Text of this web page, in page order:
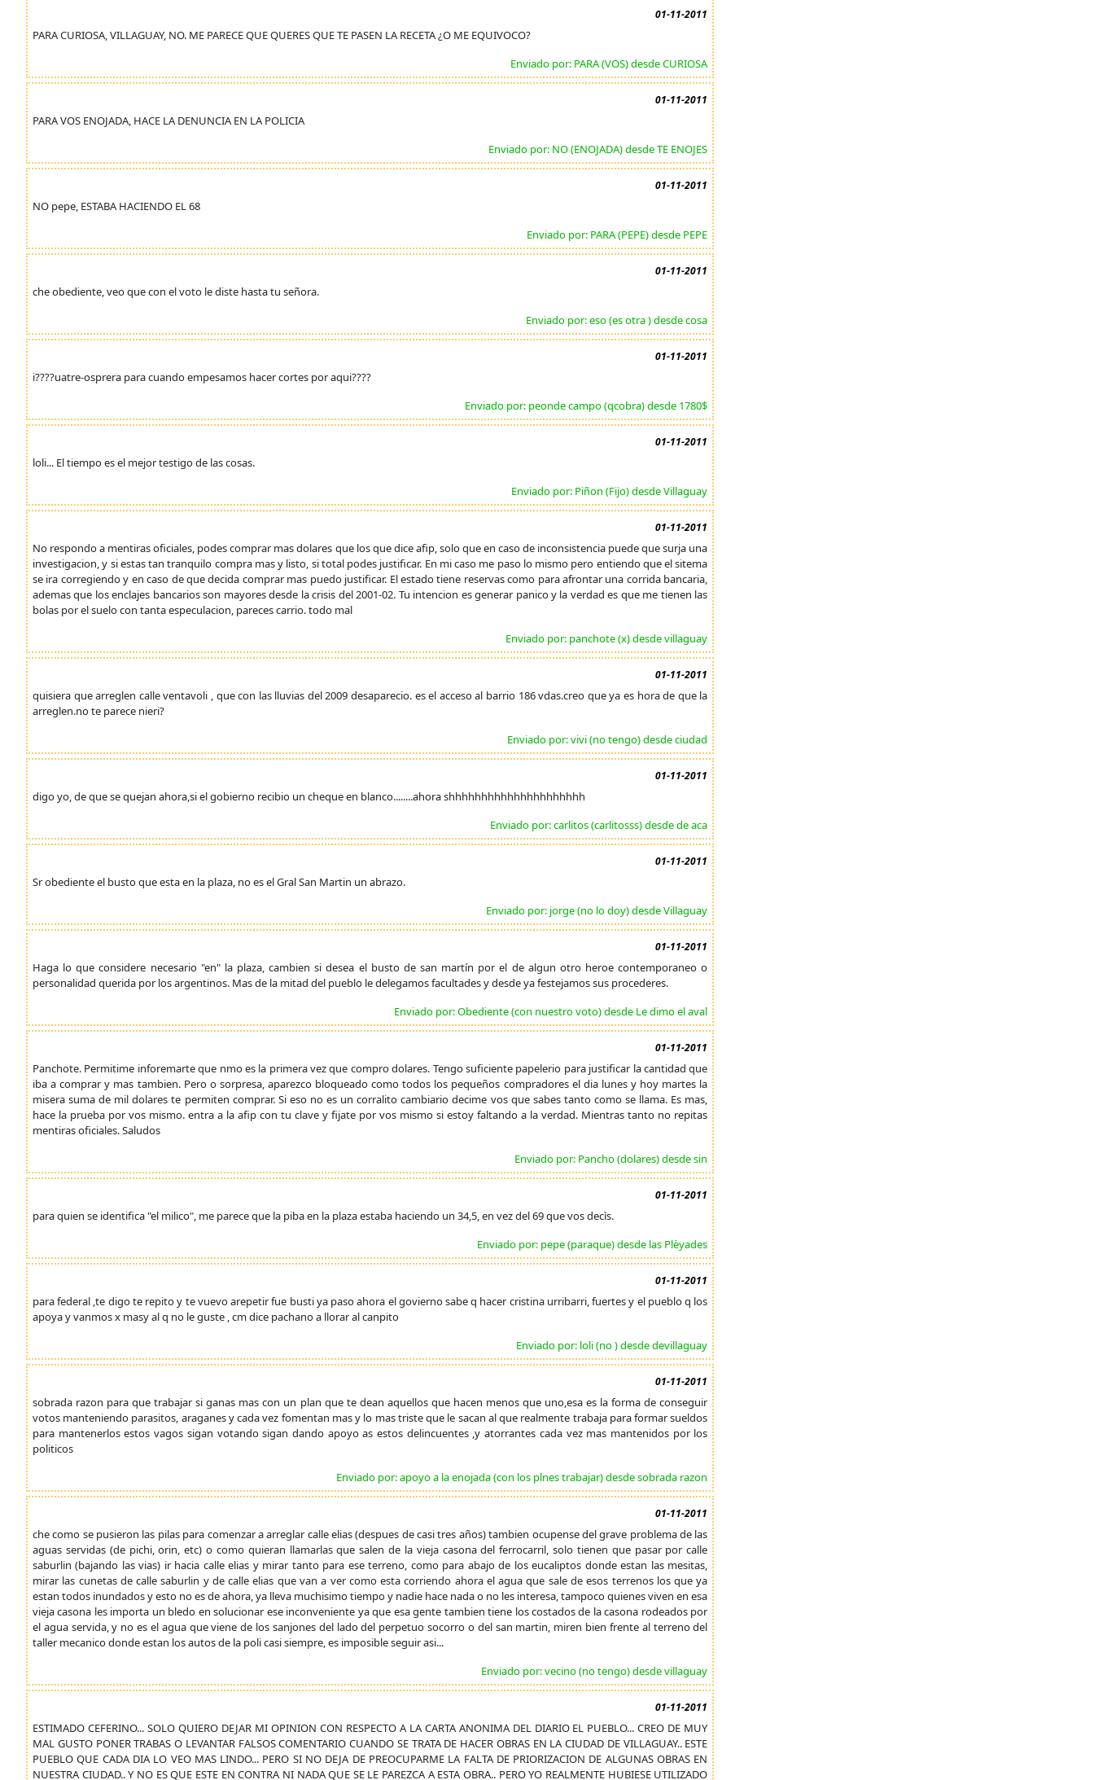
01-11-2011
PARA CURIOSA, VILLAGUAY, NO. ME PARECE QUE QUERES QUE TE PASEN LA RECETA ¿O ME EQUIVOCO?
Enviado por: PARA (VOS) desde CURIOSA
01-11-2011
PARA VOS ENOJADA, HACE LA DENUNCIA EN LA POLICIA
Enviado por: NO (ENOJADA) desde TE ENOJES
01-11-2011
NO pepe, ESTABA HACIENDO EL 68
Enviado por: PARA (PEPE) desde PEPE
01-11-2011
che obediente, veo que con el voto le diste hasta tu señora.
Enviado por: eso (es otra ) desde cosa
01-11-2011
i????uatre-osprera para cuando empesamos hacer cortes por aqui????
Enviado por: peonde campo (qcobra) desde 1780$
01-11-2011
loli... El tiempo es el mejor testigo de las cosas.
Enviado por: Piñon (Fijo) desde Villaguay
01-11-2011
No respondo a mentiras oficiales, podes comprar mas dolares que los que dice afip, solo que en caso de inconsistencia puede que surja una
investigacion, y si estas tan tranquilo compra mas y listo, si total podes justificar. En mi caso me paso lo mismo pero entiendo que el sitema
se ira corregiendo y en caso de que decida comprar mas puedo justificar. El estado tiene reservas como para afrontar una corrida bancaria,
ademas que los enclajes bancarios son mayores desde la crisis del 2001-02. Tu intencion es generar panico y la verdad es que me tienen las
bolas por el suelo con tanta especulacion, pareces carrio. todo mal
Enviado por: panchote (x) desde villaguay
01-11-2011
quisiera que arreglen calle ventavoli , que con las lluvias del 2009 desaparecio. es el acceso al barrio 186 vdas.creo que ya es hora de que la
arreglen.no te parece nieri?
Enviado por: vivi (no tengo) desde ciudad
01-11-2011
digo yo, de que se quejan ahora,si el gobierno recibio un cheque en blanco........ahora shhhhhhhhhhhhhhhhhhhhh
Enviado por: carlitos (carlitosss) desde de aca
01-11-2011
Sr obediente el busto que esta en la plaza, no es el Gral San Martin un abrazo.
Enviado por: jorge (no lo doy) desde Villaguay
01-11-2011
Haga lo que considere necesario "en" la plaza, cambien si desea el busto de san martín por el de algun otro heroe contemporaneo o
personalidad querida por los argentinos. Mas de la mitad del pueblo le delegamos facultades y desde ya festejamos sus procederes.
Enviado por: Obediente (con nuestro voto) desde Le dimo el aval
01-11-2011
Panchote. Permitime inforemarte que nmo es la primera vez que compro dolares. Tengo suficiente papelerio para justificar la cantidad que
iba a comprar y mas tambien. Pero o sorpresa, aparezco bloqueado como todos los pequeños compradores el dia lunes y hoy martes la
misera suma de mil dolares te permiten comprar. Si eso no es un corralito cambiario decime vos que sabes tanto como se llama. Es mas,
hace la prueba por vos mismo. entra a la afip con tu clave y fijate por vos mismo si estoy faltando a la verdad. Mientras tanto no repitas
mentiras oficiales. Saludos
Enviado por: Pancho (dolares) desde sin
01-11-2011
para quien se identifica "el milico", me parece que la piba en la plaza estaba haciendo un 34,5, en vez del 69 que vos decìs.
Enviado por: pepe (paraque) desde las Plèyades
01-11-2011
para federal ,te digo te repito y te vuevo arepetir fue busti ya paso ahora el govierno sabe q hacer cristina urribarri, fuertes y el pueblo q los
apoya y vanmos x masy al q no le guste , cm dice pachano a llorar al canpito
Enviado por: loli (no ) desde devillaguay
01-11-2011
sobrada razon para que trabajar si ganas mas con un plan que te dean aquellos que hacen menos que uno,esa es la forma de conseguir
votos manteniendo parasitos, araganes y cada vez fomentan mas y lo mas triste que le sacan al que realmente trabaja para formar sueldos
para mantenerlos estos vagos sigan votando sigan dando apoyo as estos delincuentes ,y atorrantes cada vez mas mantenidos por los
politicos
Enviado por: apoyo a la enojada (con los plnes trabajar) desde sobrada razon
01-11-2011
che como se pusieron las pilas para comenzar a arreglar calle elias (despues de casi tres años) tambien ocupense del grave problema de las
aguas servidas (de pichi, orin, etc) o como quieran llamarlas que salen de la vieja casona del ferrocarril, solo tienen que pasar por calle
saburlin (bajando las vias) ir hacia calle elias y mirar tanto para ese terreno, como para abajo de los eucaliptos donde estan las mesitas,
mirar las cunetas de calle saburlin y de calle elias que van a ver como esta corriendo ahora el agua que sale de esos terrenos los que ya
estan todos inundados y esto no es de ahora, ya lleva muchisimo tiempo y nadie hace nada o no les interesa, tampoco quienes viven en esa
vieja casona les importa un bledo en solucionar ese inconveniente ya que esa gente tambien tiene los costados de la casona rodeados por
el agua servida, y no es el agua que viene de los sanjones del lado del perpetuo socorro o del san martin, miren bien frente al terreno del
taller mecanico donde estan los autos de la poli casi siempre, es imposible seguir asi...
Enviado por: vecino (no tengo) desde villaguay
01-11-2011
ESTIMADO CEFERINO... SOLO QUIERO DEJAR MI OPINION CON RESPECTO A LA CARTA ANONIMA DEL DIARIO EL PUEBLO... CREO DE MUY
MAL GUSTO PONER TRABAS O LEVANTAR FALSOS COMENTARIO CUANDO SE TRATA DE HACER OBRAS EN LA CIUDAD DE VILLAGUAY.. ESTE
PUEBLO QUE CADA DIA LO VEO MAS LINDO... PERO SI NO DEJA DE PREOCUPARME LA FALTA DE PRIORIZACION DE ALGUNAS OBRAS EN
NUESTRA CIUDAD.. Y NO ES QUE ESTE EN CONTRA NI NADA QUE SE LE PAREZCA A ESTA OBRA.. PERO YO REALMENTE HUBIESE UTILIZADO